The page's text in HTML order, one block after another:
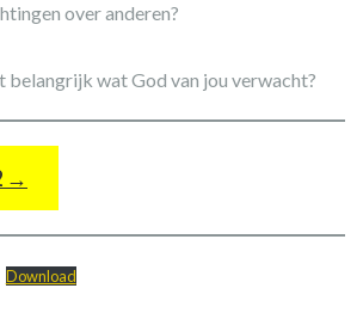
over anderen?
belangrijk wat God van jou verwacht?
→
Download